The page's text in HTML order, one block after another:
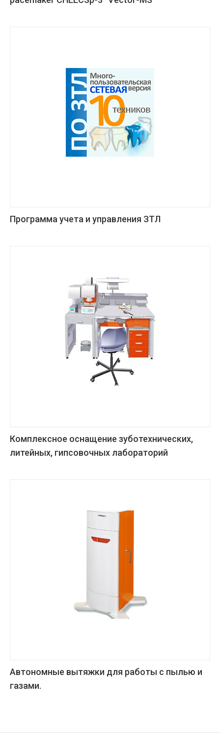
Программа учета и управления ЗТЛ
Комплексное оснащение зуботехнических,
литейных, гипсовочных лабораторий
Автономные вытяжки для работы с пылью и
газами.